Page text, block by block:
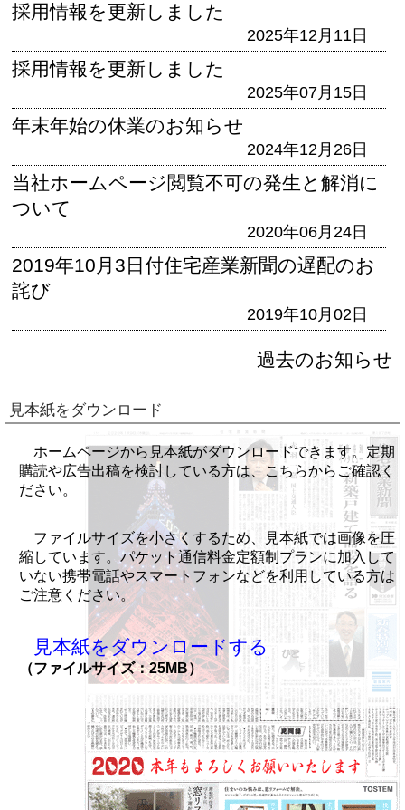
採用情報を更新しました
2025年12月11日
採用情報を更新しました
2025年07月15日
年末年始の休業のお知らせ
2024年12月26日
当社ホームページ閲覧不可の発生と解消に
ついて
2020年06月24日
2019年10月3日付住宅産業新聞の遅配のお
詫び
2019年10月02日
過去のお知らせ
見本紙をダウンロード
ホームページから見本紙がダウンロードできます。定期
購読や広告出稿を検討している方は、こちらからご確認く
ださい。
ファイルサイズを小さくするため、見本紙では画像を圧
縮しています。パケット通信料金定額制プランに加入して
いない携帯電話やスマートフォンなどを利用している方は
ご注意ください。
見本紙をダウンロードする
（ファイルサイズ：25MB）